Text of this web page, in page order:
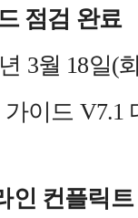
점검 완료
3월 18일(
가이드 V7.1
인 컨플릭